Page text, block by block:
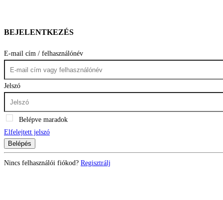
BEJELENTKEZÉS
E-mail cím / felhasználónév
Jelszó
Belépve maradok
Elfelejtett jelszó
Belépés
Nincs felhasználói fiókod? Regisztrálj